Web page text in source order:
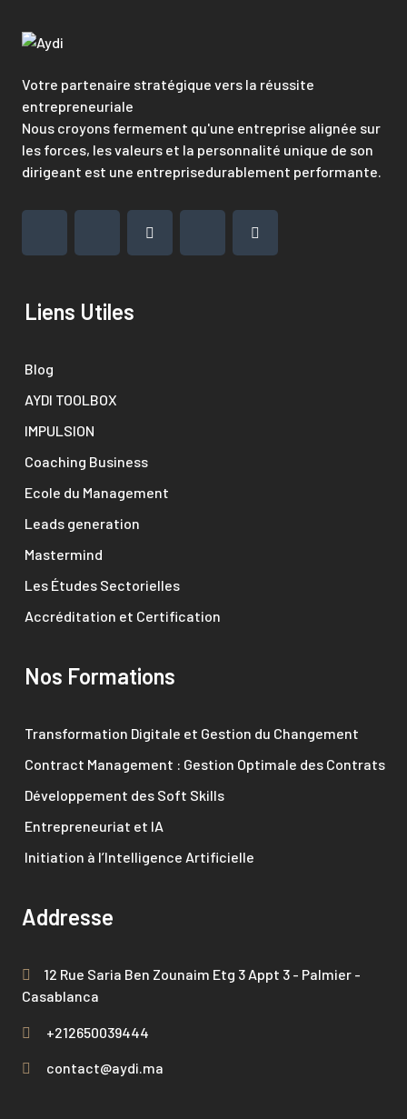
Votre partenaire stratégique vers la réussite
entrepreneuriale
Nous croyons fermement qu'une entreprise alignée sur
les forces, les valeurs et la personnalité unique de son
dirigeant est une entreprisedurablement performante.
Liens Utiles
Blog
AYDI TOOLBOX
IMPULSION
Coaching Business
Ecole du Management
Leads generation
Mastermind
Les Études Sectorielles
Accréditation et Certification
Nos Formations
Transformation Digitale et Gestion du Changement
Contract Management : Gestion Optimale des Contrats
Développement des Soft Skills
Entrepreneuriat et IA
Initiation à l’Intelligence Artificielle
Addresse
12 Rue Saria Ben Zounaim Etg 3 Appt 3 - Palmier -
Casablanca
+212650039444
contact@aydi.ma